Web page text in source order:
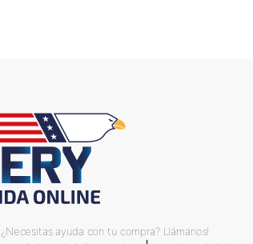
¿Necesitas ayuda con tu compra? Llámanos!